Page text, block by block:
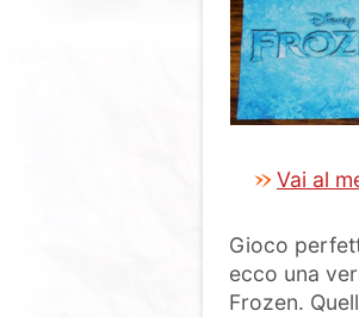
Vai al
Gioco
ecco una
Frozen.